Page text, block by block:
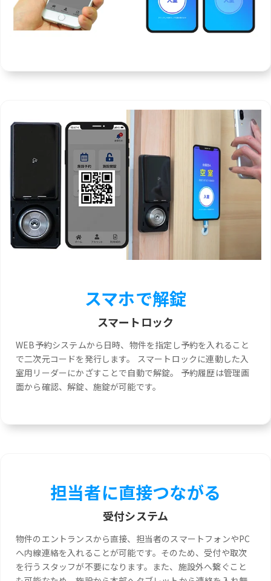
スマホで解錠
スマートロック
WEB予約システムから日時、物件を指定し予約を入れること
で二次元コードを発行します。 スマートロックに連動した入
室用リーダーにかざすことで自動で解錠。 予約履歴は管理画
面から確認、解錠、施錠が可能です。
担当者に直接つながる
受付システム
物件のエントランスから直接、担当者のスマートフォンやPC
へ内線連絡を入れることが可能です。そのため、受付や取次
を行うスタッフが不要になります。また、施設外へ繋ぐこと